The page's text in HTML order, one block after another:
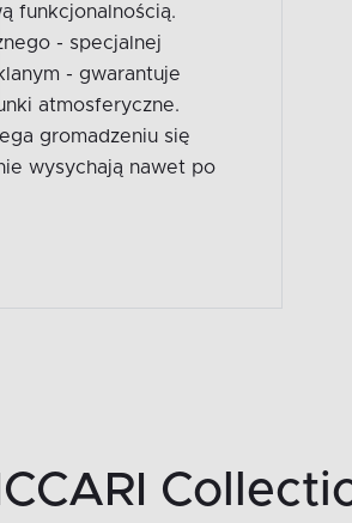
funkcjonalnością.
- specjalnej
- gwarantuje
atmosferyczne.
gromadzeniu się
wysychają nawet po